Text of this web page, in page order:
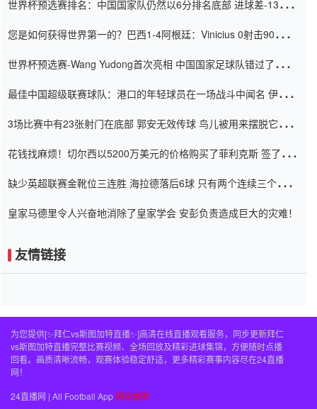
世界杯预选赛排名：中国国家队仍然以6分排名底部 进球差-13令人
您是如何获得世界第一的？巴西1-4阿根廷：Vinicius 0射击90分钟
世界杯预选赛-Wang Yudong首次亮相 中国国家足球队错过了世界
最佳中国超级联赛球队：港口的年轻球员在一场战斗中闻名 伊万放
3场比赛中有23张射门在底部 郭安无效传球 鸟儿被用来摆脱它
花钱找麻烦！切尔西以5200万美元的价格购买了菲利克斯 签了7年
缺少英超联赛金靴位三连胜 海拉德落后6球 只有两个连续三个连续
皇家马德里令人兴奋地消除了皇家学会 安彭负责造成巨大的灾难！
友情链接
为您提供[✨拜仁vs斯图加特直播✨]高清在线直播观看服务，同步更新拜仁
vs斯图加特直播完整比赛视频、全场回放及精彩进球集锦，方便随时点播
回看。画质清晰流畅，观赛体验稳定舒适，更多精彩赛事内容尽在24直播
网！
24直播网 | All Football App 网站地图